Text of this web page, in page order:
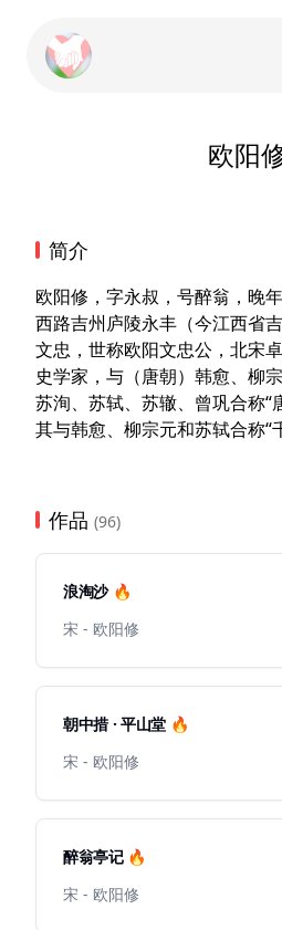
欧阳
简介
欧阳修，字永叔，号醉翁，晚
西路吉州庐陵永丰（今江西省
文忠，世称欧阳文忠公，北宋
史学家，与（唐朝）韩愈、柳
苏洵、苏轼、苏辙、曾巩合称“
其与韩愈、柳宗元和苏轼合称“
作品 (96)
浪淘沙 🔥
宋 - 欧阳修
朝中措 · 平山堂 🔥
宋 - 欧阳修
醉翁亭记 🔥
宋 - 欧阳修